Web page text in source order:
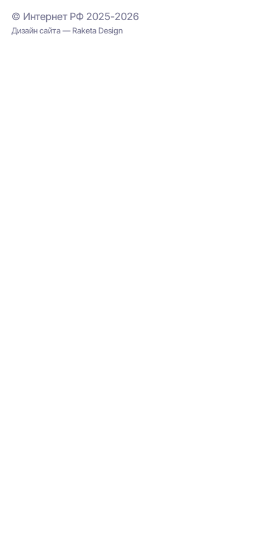
© Интернет РФ 2025-2026
Дизайн сайта — Raketa Design